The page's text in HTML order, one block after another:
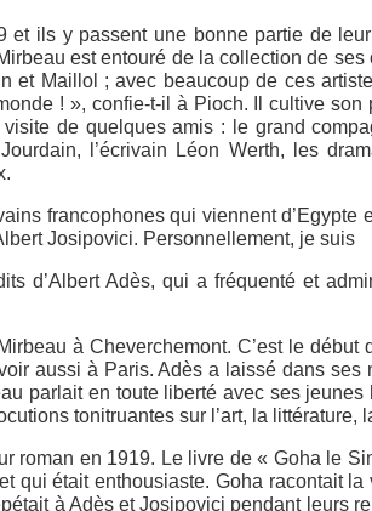
ils y passent une bonne partie de
est entouré de la collection de
et Maillol ; avec beaucoup de ces
! », confie-t-il à Pioch. Il cultive
de quelques amis : le grand
l’écrivain Léon Werth, les
francophones qui viennent
Josipovici. Personnellement, je suis
d’Albert Adès, qui a fréquenté et
à Cheverchemont. C’est le début
aussi à Paris. Adès a laissé dans
parlait en toute liberté avec ses
tonitruantes sur l’art, la littérature,
roman en 1919. Le livre de « Goha le
qui était enthousiaste. Goha racontait
à Adès et Josipovici pendant leurs